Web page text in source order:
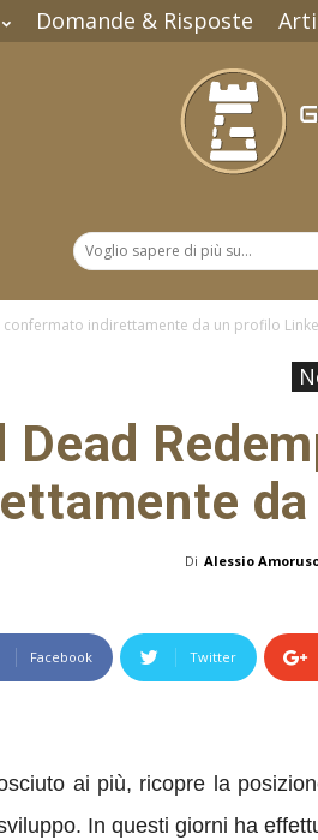
Domande & Risposte
confermato indirettamente da un profilo
Dead
Di Alessio
Facebook Twitter
ai più, ricopre la
In questi giorni ha